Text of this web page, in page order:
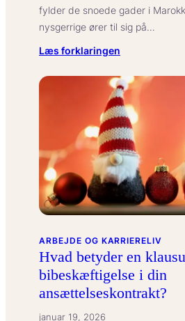
fylder de snoede gader i
nysgerrige ører til sig på…
Læs forklaringen
betyder
‘gnawa-
musik’
i
marokkansk
kultur?
ARBEJDE OG KARRIERELIV
Hvad betyder en
bibeskæftigelse i din
ansættelseskontrakt?
januar 19, 2026